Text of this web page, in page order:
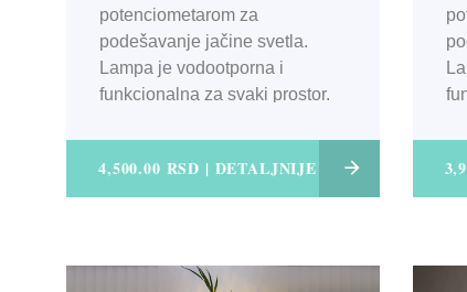
potenciometarom za
podešavanje jačine svetla.
Lampa je vodootporna i
funkcionalna za svaki prostor.
4,500.00 RSD | DETALJNIJE